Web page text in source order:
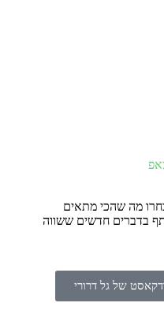
מה שהכי מתאים
בדברים חדשים ששווה
של גל דרורי